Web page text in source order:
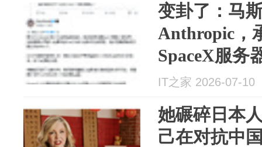
变卦了：马
Anthropic，
SpaceX服务
IT之家 2026-07-10
她碾碎日本
己在对抗中